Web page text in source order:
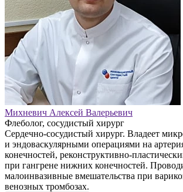
Михневич Алексей Валерьевич
Флеболог, сосудистый хирург
Сердечно-сосудистый хирург. Владеет
и эндоваскулярными операциями на
конечностей, реконструктивно-
при гангрене нижних конечностей.
малоинвазивные вмешательства при
венозных тромбозах.